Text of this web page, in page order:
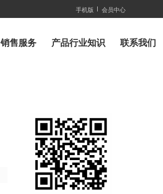
手机版 会员中心
销售服务 产品行业知识 联系我们